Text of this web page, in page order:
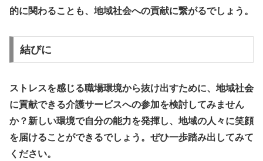
的に関わることも、地域社会への貢献に繋がるでしょう。
結びに
ストレスを感じる職場環境から抜け出すために、地域社会
に貢献できる介護サービスへの参加を検討してみません
か？新しい環境で自分の能力を発揮し、地域の人々に笑顔
を届けることができるでしょう。ぜひ一歩踏み出してみて
ください。